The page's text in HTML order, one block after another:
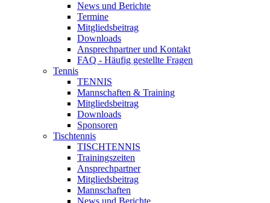
News und Berichte
Termine
Mitgliedsbeitrag
Downloads
Ansprechpartner und Kontakt
FAQ - Häufig gestellte Fragen
Tennis
TENNIS
Mannschaften & Training
Mitgliedsbeitrag
Downloads
Sponsoren
Tischtennis
TISCHTENNIS
Trainingszeiten
Ansprechpartner
Mitgliedsbeitrag
Mannschaften
News und Berichte